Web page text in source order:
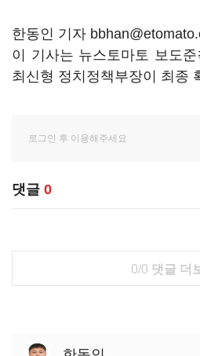
한동인 기자
이 기사는 뉴스토마토 보도
최신형 정치정책부장이 최종
댓글 0
0/0 댓글 더